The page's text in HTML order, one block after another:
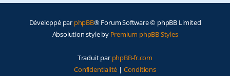
Développé par phpBB® Forum Software © phpBB Limited
Absolution style by Premium phpBB Styles
Traduit par phpBB-fr.com
Confidentialité | Conditions